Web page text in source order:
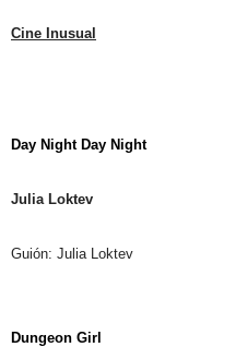
Cine Inusual
Day Night Day Night
Julia Loktev
Guión: Julia Loktev
Dungeon Girl